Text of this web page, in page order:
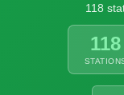
118
118